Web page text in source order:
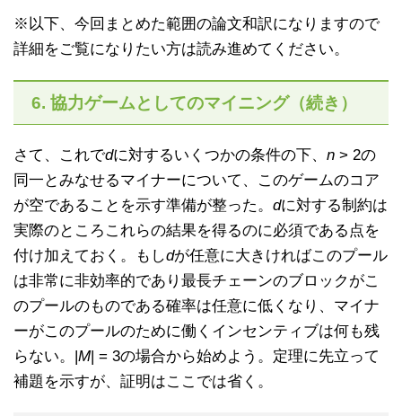
※以下、今回まとめた範囲の論文和訳になりますので
詳細をご覧になりたい方は読み進めてください。
6. 協力ゲームとしてのマイニング（続き）
さて、これでdに対するいくつかの条件の下、 n > 2の
同一とみなせるマイナーについて、このゲームのコア
が空であることを示す準備が整った。 dに対する制約は
実際のところこれらの結果を得るのに必須である点を
付け加えておく。もしdが任意に大きければこのプール
は非常に非効率的であり最長チェーンのブロックがこ
のプールのものである確率は任意に低くなり、マイナ
ーがこのプールのために働くインセンティブは何も残
らない。|M| = 3の場合から始めよう。定理に先立って
補題を示すが、証明はここでは省く。